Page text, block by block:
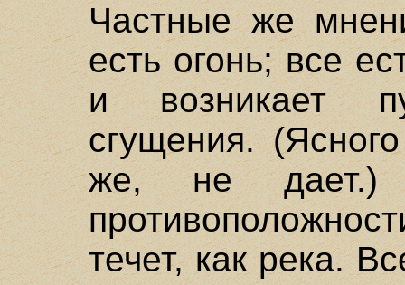
Частные же
есть огонь; все
и возникает
сгущения.
же, не дает.)
течет, как река.